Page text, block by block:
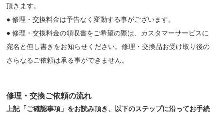
頂きます。
● 修理・交換料金は予告なく変動する事がございます。
● 修理・交換料金の領収書をご希望の際は、カスタマーサービスに
宛名と但し書きをお知らせください。修理・交換品お受け取り後の
さらなるご依頼は承る事ができません。
修理・交換ご依頼の流れ
上記「ご確認事項」をお読み頂き、以下のステップに沿ってお手続